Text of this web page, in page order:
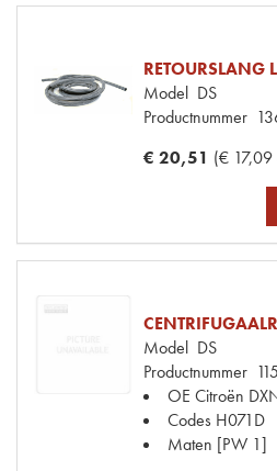
Model DS
Productnummer
€ 20,51 (€ 17,09
Model DS
Productnummer
OE Citroën
Codes H071D
Maten [PW 1]